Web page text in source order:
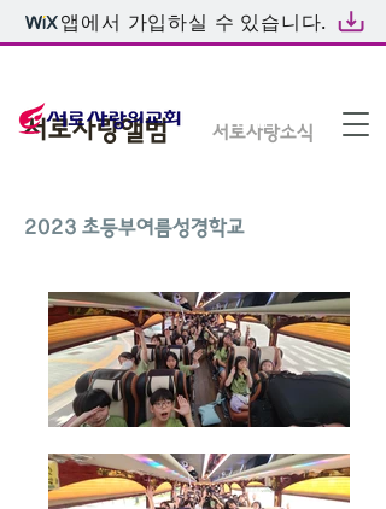
앱에서 가입하실 수 있습니다.
온라인예배
서로사랑앨범 서로사랑소식
2023 초등부여름성경학교